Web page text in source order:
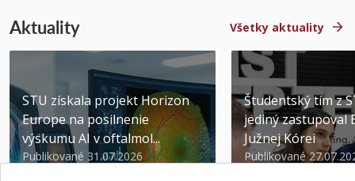
Aktuality Všetky aktuality
STU získala projekt Horizon
Europe na posilnenie
výskumu AI v oftalmol...
Publikované 31.07.2026
Študentský tím z
jediný zastupoval
Južnej Kórei
Publikované